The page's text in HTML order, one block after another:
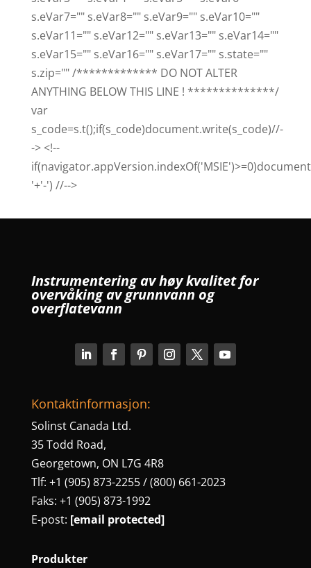
s.eVar7="" s.eVar8="" s.eVar9="" s.eVar10=""
s.eVar11="" s.eVar12="" s.eVar13="" s.eVar14=""
s.eVar15="" s.eVar16="" s.eVar17="" s.state=""
s.zip="" /************* DO NOT ALTER
ANYTHING BELOW THIS LINE ! **************/
var
s_code=s.t();if(s_code)document.write(s_code)//-
-> <!--
'+'-') //-->
Instrumentering av høy kvalitet for
overvåking av grunnvann og
overflatevann
Kontaktinformasjon:
Solinst Canada Ltd.
35 Todd Road,
Georgetown, ON L7G 4R8
Tlf: +1 (905) 873-2255 / (800) 661-2023
Faks: +1 (905) 873-1992
E-post: [email protected]
Produkter